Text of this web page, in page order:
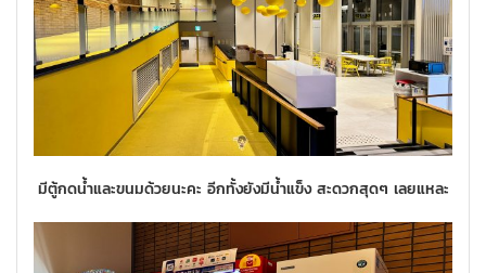
มีตู้กดน้ำและขนมด้วยนะคะ อีกทั้งยังมีน้ำแข็ง สะดวกสุดๆ เลยแหละ